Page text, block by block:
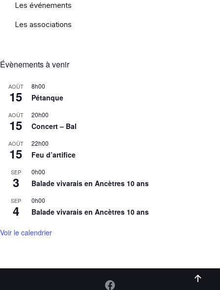
Les événements
Les associations
Évènements à venir
AOÛT
15
8h00
Pétanque
AOÛT
15
20h00
Concert – Bal
AOÛT
15
22h00
Feu d’artifice
SEP
3
0h00
Balade vivarais en Ancètres 10 ans
SEP
4
0h00
Balade vivarais en Ancètres 10 ans
Voir le calendrier